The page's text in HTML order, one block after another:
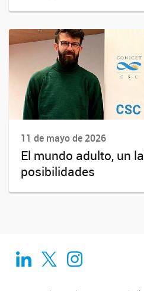
11 de mayo de 2026
El mundo adulto, un
posibilidades
Linkedin
TwitterInstagram